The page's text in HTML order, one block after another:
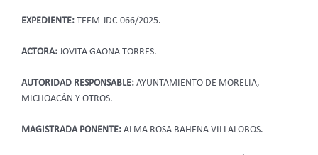
EXPEDIENTE: TEEM-JDC-066/2025.
ACTORA: JOVITA GAONA TORRES.
AUTORIDAD RESPONSABLE: AYUNTAMIENTO DE MORELIA,
MICHOACÁN Y OTROS.
MAGISTRADA PONENTE: ALMA ROSA BAHENA VILLALOBOS.